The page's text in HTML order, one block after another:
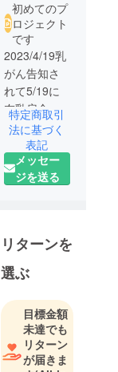
初めてのプ
ロジェクト
です
2023/4/19乳
がん告知さ
れて5/19に
左乳房全摘
手術。現在
抗ガン剤な
し+ホルモン
療法中
見出来たの
は35歳から
乳癌検診し
たからで
す。
自動車整備
士2級取得
特定商取引
法に基づく
表記
メッセー
ジを送る
リターンを
選ぶ
目標金額
未達でも
リターン
が届きま